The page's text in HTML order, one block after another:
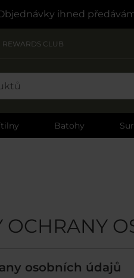
ihned
REWARDS CLUB
Batohy
OCHRANY
osobních údajů